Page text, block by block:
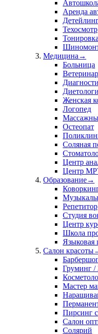
Аренда
Техосмотр
Тонировка
Медицина →
Больница
Женская
Логопед
Остеопат
Соляная
Центр
Центр
Образование→
Репетитор
Студия
Центр
Школа
Языковая
Салон красоты
Груминг /
Мастер
Пирсинг
Салон
Солярий